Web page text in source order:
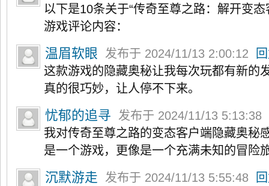
以下是10条关于“传奇至尊之路：解开变
游戏评论内容：
温眉软眼 发布于 2024/11/13 2:00:12
这款游戏的隐藏奥秘让我每次玩都有新的
真的很巧妙，让人停不下来。
忧郁的追寻
发布于 2024/11/13 5:13:38
我对传奇至尊之路的变态客户端隐藏奥秘
是一个游戏，更像是一个充满未知的冒险
沉默游走 发布于 2024/11/13 5:55:48